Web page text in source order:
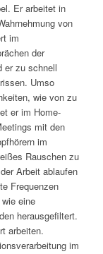
Er arbeitet in
von
im
der
er zu schnell
Umso
wie von zu
er im Home-
mit den
im
Rauschen zu
Arbeit ablaufen
Frequenzen
eine
herausgefiltert.
arbeiten.
im